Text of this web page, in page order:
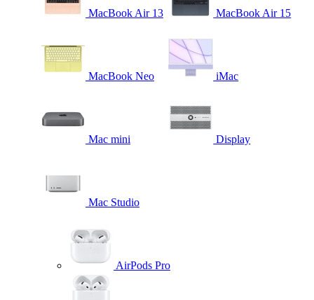
MacBook Air 13 MacBook Air 15
MacBook Neo iMac
Mac mini Display
Mac Studio
AirPods Pro